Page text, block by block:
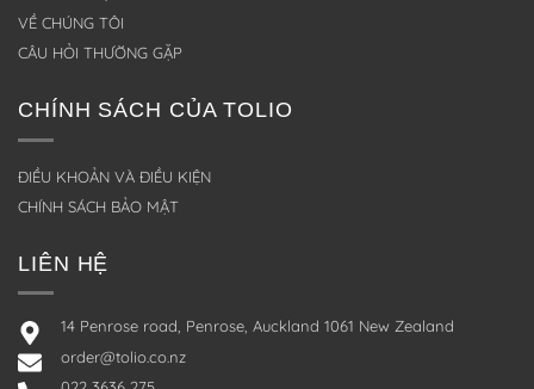
VỀ CHÚNG TÔI
CÂU HỎI THƯỜNG GẶP
CHÍNH SÁCH CỦA TOLIO
ĐIỀU KHOẢN VÀ ĐIỀU KIỆN
CHÍNH SÁCH BẢO MẬT
LIÊN HỆ
14 Penrose road, Penrose, Auckland 1061 New Zealand
order@tolio.co.nz